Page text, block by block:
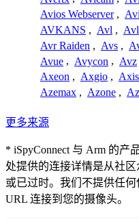
Avios Webserver ,
AVKANS , Avl ,
Avr Raiden , Avs ,
Avue , Avycon , Avz
Axeon , Axgio , Axis
Azemax , Azone ,
更多来源
* iSpyConnect 与 Arm 的产
处提供的连接详情是从社
或已过时。我们不提供任
URL 连接到您的摄像头。